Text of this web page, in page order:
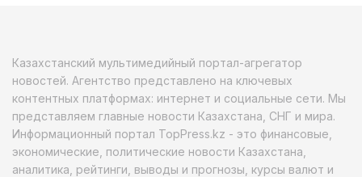
Казахстанский мультимедийный портал-агрегатор
новостей. Агентство представлено на ключевых
контентных платформах: интернет и социальные сети. Мы
представляем главные новости Казахстана, СНГ и мира.
Информационный портал TopPress.kz - это финансовые,
экономические, политические новости Казахстана,
аналитика, рейтинги, выводы и прогнозы, курсы валют и